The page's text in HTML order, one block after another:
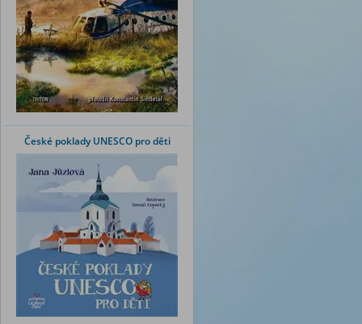
České poklady UNESCO pro děti